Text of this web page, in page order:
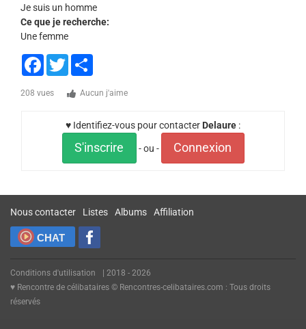
Je suis un homme
Ce que je recherche:
Une femme
Facebook
Twitter
208 vues Aucun j'aime
♥ Identifiez-vous pour contacter Delaure :
S'inscrire - ou - Connexion
Nous contacter Listes Albums Affiliation
CHAT
Conditions d'utilisation
| 2018 - 2026
♥ Rencontre de célibataires © Rencontres-celibataires.com : Tous droits
réservés